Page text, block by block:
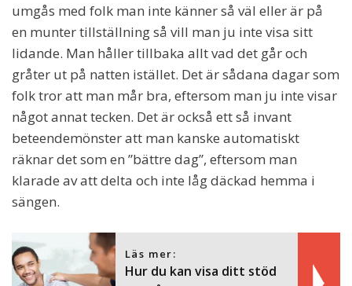
umgås med folk man inte känner så väl eller är på
en munter tillställning så vill man ju inte visa sitt
lidande. Man håller tillbaka allt vad det går och
gråter ut på natten istället. Det är sådana dagar som
folk tror att man mår bra, eftersom man ju inte visar
något annat tecken. Det är också ett så invant
beteendemönster att man kanske automatiskt
räknar det som en ”bättre dag”, eftersom man
klarade av att delta och inte låg däckad hemma i
sängen.
Läs mer:
Hur du kan visa ditt stöd